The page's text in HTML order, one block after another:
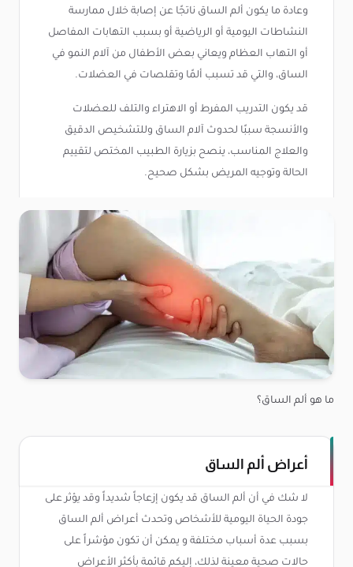
وعادة ما يكون ألم الساق ناتجًا عن إصابة خلال ممارسة
النشاطات اليومية أو الرياضية أو بسبب التهابات المفاصل
أو التهاب العظام ويعاني بعض الأطفال من آلام النمو في
الساق، والتي قد تسبب ألمًا وتقلصات في العضلات.
قد يكون التدريب المفرط أو الاهتراء والتلف للعضلات
والأنسجة سببًا لحدوث آلام الساق وللتشخيص الدقيق
والعلاج المناسب، ينصح بزيارة الطبيب المختص لتقييم
الحالة وتوجيه المريض بشكل صحيح.
ما هو ألم الساق؟
أعراض ألم الساق
لا شك في أن ألم الساق قد يكون إزعاجاً شديداً وقد يؤثر على
جودة الحياة اليومية للأشخاص وتحدث أعراض ألم الساق
بسبب عدة أسباب مختلفة و يمكن أن تكون مؤشراً على
حالات صحية معينة لذلك، إليكم قائمة بأكثر الأعراض